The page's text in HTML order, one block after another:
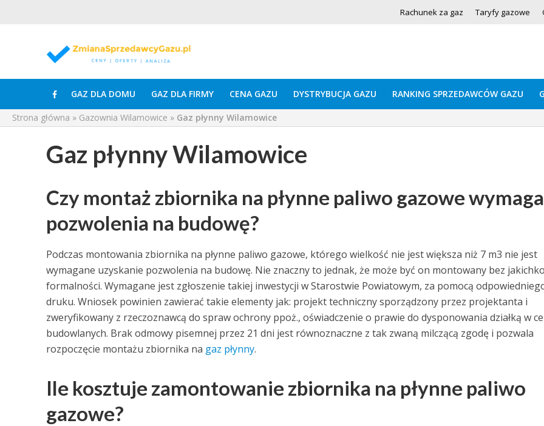
Rachunek za gaz Taryfy gazowe
GAZ DLA DOMU GAZ DLA FIRMY CENA GAZU DYSTRYBUCJA GAZU RANKING SPRZEDAWCÓW GAZU
Strona główna » Gazownia Wilamowice » Gaz płynny Wilamowice
Gaz płynny Wilamowice
Czy montaż zbiornika na płynne paliwo gazowe wymaga
pozwolenia na budowę?
Podczas montowania zbiornika na płynne paliwo gazowe, którego wielkość nie jest większa niż 7 m3 nie jest
wymagane uzyskanie pozwolenia na budowę. Nie znaczny to jednak, że może być on montowany bez
formalności. Wymagane jest zgłoszenie takiej inwestycji w Starostwie Powiatowym, za pomocą
druku. Wniosek powinien zawierać takie elementy jak: projekt techniczny sporządzony przez projektanta i
zweryfikowany z rzeczoznawcą do spraw ochrony ppoż., oświadczenie o prawie do dysponowania działką w
budowlanych. Brak odmowy pisemnej przez 21 dni jest równoznaczne z tak zwaną milczącą zgodę i pozwala
rozpoczęcie montażu zbiornika na gaz płynny.
Ile kosztuje zamontowanie zbiornika na płynne paliwo
gazowe?